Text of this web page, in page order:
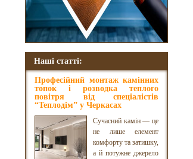
Наші статті:
Професійний монтаж камінних
топок і розводка теплого
повітря від спеціалістів
“Теплодім” у Черкасах
Сучасний камін — це
не лише елемент
комфорту та затишку,
а й потужне джерело